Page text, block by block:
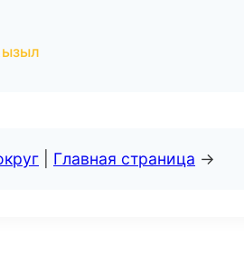
Главная страница →